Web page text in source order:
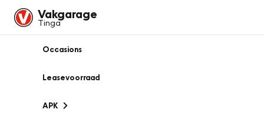
Vakgarage
Tinga
Occasions
Leasevoorraad
APK